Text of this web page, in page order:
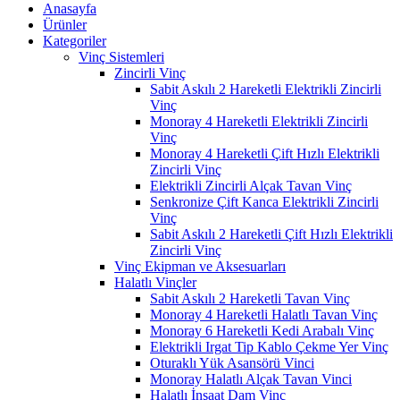
Anasayfa
Ürünler
Kategoriler
Vinç Sistemleri
Zincirli Vinç
Sabit Askılı 2 Hareketli Elektrikli Zincirli
Vinç
Monoray 4 Hareketli Elektrikli Zincirli
Vinç
Monoray 4 Hareketli Çift Hızlı Elektrikli
Zincirli Vinç
Elektrikli Zincirli Alçak Tavan Vinç
Senkronize Çift Kanca Elektrikli Zincirli
Vinç
Sabit Askılı 2 Hareketli Çift Hızlı Elektrikli
Zincirli Vinç
Vinç Ekipman ve Aksesuarları
Halatlı Vinçler
Sabit Askılı 2 Hareketli Tavan Vinç
Monoray 4 Hareketli Halatlı Tavan Vinç
Monoray 6 Hareketli Kedi Arabalı Vinç
Elektrikli Irgat Tip Kablo Çekme Yer Vinç
Oturaklı Yük Asansörü Vinci
Monoray Halatlı Alçak Tavan Vinci
Halatlı İnşaat Dam Vinç